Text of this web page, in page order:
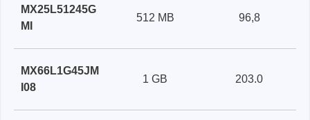
MX25L51245G
MI
512 MB 96,8
MX66L1G45JM
I08
1 GB 203.0